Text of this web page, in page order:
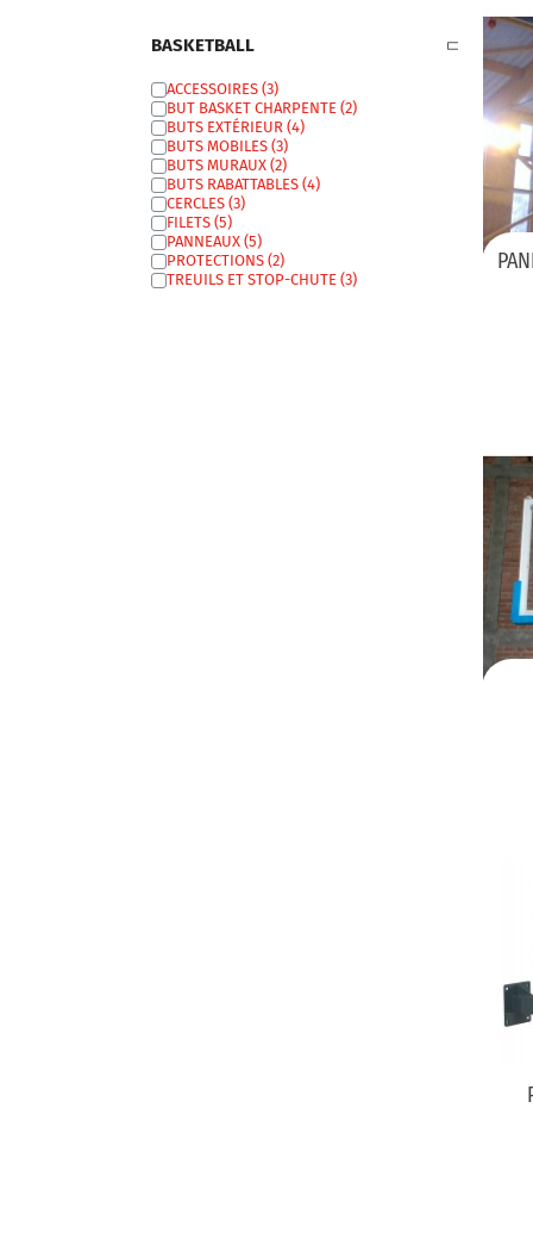
BASKETBALL
ACCESSOIRES
BUT BASKET CHARPENTE
BUTS EXTÉRIEUR
BUTS MOBILES
BUTS MURAUX
BUTS RABATTABLES
CERCLES
FILETS
PANNEAUX
PROTECTIONS
TREUILS ET STOP-CHUTE